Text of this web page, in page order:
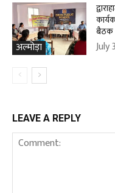
अल्मोड़ा
बैठक
July
LEAVE A REPLY